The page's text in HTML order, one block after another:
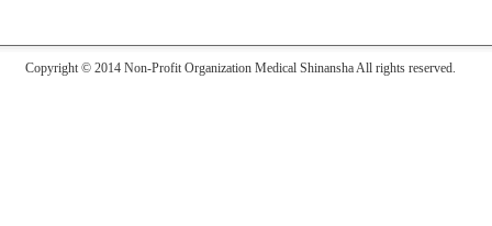
Copyright © 2014 Non-Profit Organization Medical Shinansha All rights reserved.